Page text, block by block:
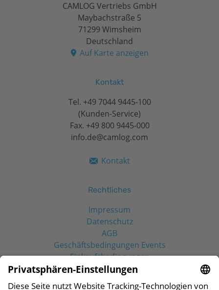
CAMLOG Vertriebs GmbH
Maybachstraße 5
71299 Wimsheim
Deutschland
Auf Karte anzeigen
Kontakt
Tel. +49 7044 9445-100
(Kunden-Service)
Fax. +49 800 9445-000
info.de@camlog.com
Kontakt
Rechtliches
Impressum
Datenschutz
AGB
Geschäftsbedingungen Events
Einkaufsbedingungen